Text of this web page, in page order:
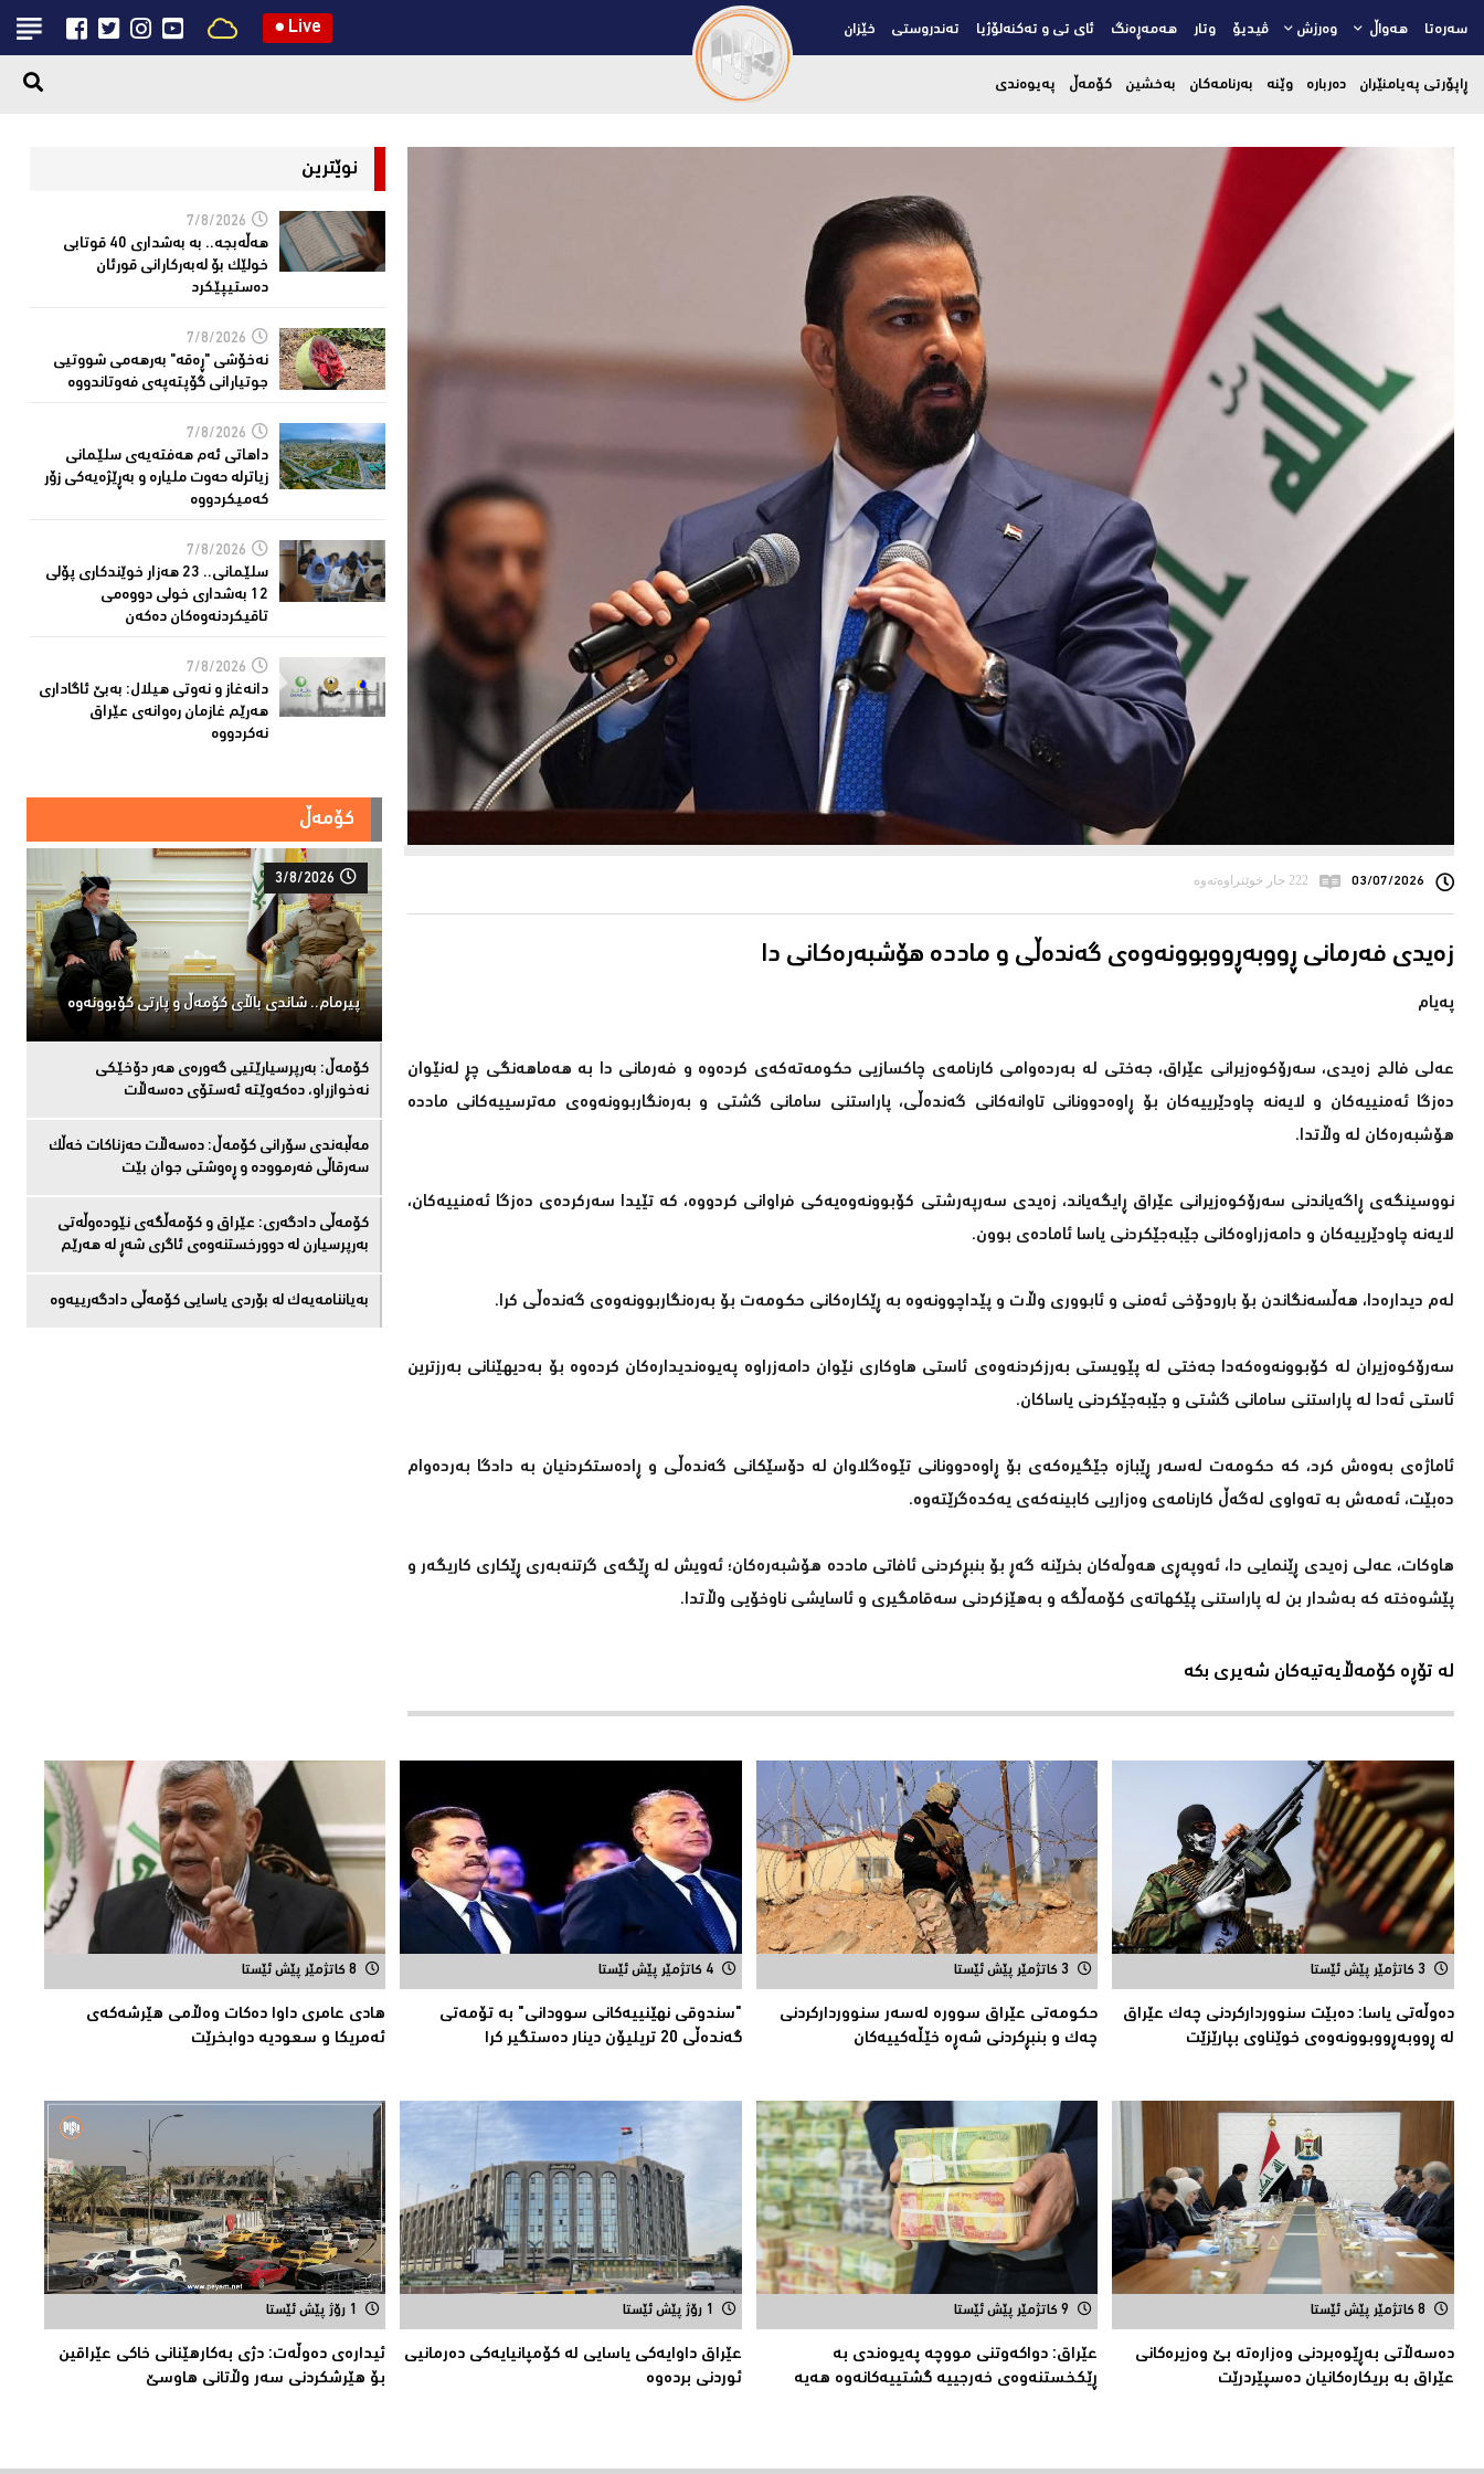
سەرەتا هەواڵ وەرزش ڤیدیۆ وتار هەمەڕەنگ ئای تی و تەکنەلۆژیا تەندروستی خێزان ● Live
ڕاپۆرتی پەیامنێران دەربارە وێنە بەرنامەکان بەخشین کۆمەڵ پەیوەندی
03/07/2026 222 جار خوێنراوەتەوە
زەیدی فەرمانی ڕووبەڕووبوونەوەی گەندەڵی و ماددە هۆشبەرەكانى دا
پەیام
عەلی فالح زەیدی، سەرۆكوەزیرانی عێراق، جەختی لە بەردەوامی كارنامەی چاكسازیی حكومەتەكەی كردەوە و فەرمانی دا بە هەماهەنگی چڕ لەنێوان
دەزگا ئەمنییەكان و لایەنە چاودێرییەكان بۆ ڕاوەدوونانی تاوانەكانی گەندەڵی، پاراستنی سامانی گشتی و بەرەنگاربوونەوەی مەترسییەكانی ماددە
هۆشبەرەكان لە وڵاتدا.
نووسینگەی ڕاگەیاندنی سەرۆكوەزیرانی عێراق ڕایگەیاند، زەیدی سەرپەرشتی كۆبوونەوەیەكی فراوانی كردووە، كە تێیدا سەركردەی دەزگا ئەمنییەكان،
لایەنە چاودێرییەكان و دامەزراوەكانی جێبەجێكردنی یاسا ئامادەی بوون.
لەم دیدارەدا، هەڵسەنگاندن بۆ بارودۆخی ئەمنی و ئابووری وڵات و پێداچوونەوە بە ڕێكارەكانی حكومەت بۆ بەرەنگاربوونەوەی گەندەڵی كرا.
سەرۆكوەزیران لە كۆبوونەوەكەدا جەختی لە پێویستی بەرزكردنەوەی ئاستی هاوكاری نێوان دامەزراوە پەیوەندیدارەكان كردەوە بۆ بەدیهێنانی بەرزترین
ئاستی ئەدا لە پاراستنی سامانی گشتی و جێبەجێكردنی یاساكان.
ئاماژەی بەوەش كرد، كە حكومەت لەسەر ڕێبازە جێگیرەكەی بۆ ڕاوەدوونانی تێوەگلاوان لە دۆسێكانی گەندەڵی و ڕادەستكردنیان بە دادگا بەردەوام
دەبێت، ئەمەش بە تەواوی لەگەڵ كارنامەی وەزاریی كابینەكەی یەكدەگرێتەوە.
هاوكات، عەلی زەیدی ڕێنمایی دا، ئەوپەڕی هەوڵەكان بخرێنە گەڕ بۆ بنبڕكردنی ئافاتی ماددە هۆشبەرەكان؛ ئەویش لە ڕێگەی گرتنەبەری ڕێكاری كاریگەر و
پێشوەختە كە بەشدار بن لە پاراستنی پێكهاتەی كۆمەڵگە و بەهێزكردنی سەقامگیری و ئاسایشی ناوخۆیی وڵاتدا.
لە تۆڕە کۆمەڵایەتیەکان شەیری بکە
نوێترین
7/8/2026
هەڵەبجە.. بە بەشداری 40 قوتابی
خولێک بۆ لەبەرکارانى قورئان
دەستیپێکرد
7/8/2026
نەخۆشی "ڕەقە" بەرهەمی شووتیی
جوتیارانی گۆپتەپەى فەوتاندووە
7/8/2026
داهاتی ئەم هه‌فته‌یەی سلێمانی
زیاترلە حەوت ملیارە و بەڕێژەیەکى زۆر
کەمیکردووە
7/8/2026
سلێمانی.. 23 هەزار خوێندکارى پۆلی
12 بەشدارى خولى دووەمى
تاقیکردنەوەکان دەکەن
7/8/2026
دانەغاز و نەوتی هیلال: بەبێ ئاگاداری
هەرێم غازمان رەوانەی عێراق
نەکردووە
کۆمەڵ
3/8/2026
پیرمام.. شاندی باڵای كۆمه‌ڵ و پارتی كۆبوونه‌وه‌
كۆمەڵ: بەرپرسیارێتیی گەورەی هەر دۆخێکی
نەخوازراو، دەكەوێتە ئەستۆی دەسەڵات
مەڵبەندى سۆرانى کۆمەڵ: دەسەڵات حەزناکات خەڵک
سەرقاڵى فەرموودە و ڕەوشتى جوان بێت
کۆمەڵى دادگەرى: عێراق و كۆمەڵگەی نێودەوڵەتی
بەرپرسیارن لە دوورخستنەوەى ئاگری شەڕ لە هەرێم
بەیاننامەیەک لە بۆردی یاسایی کۆمەڵی دادگەرییەوە
3 کاتژمێر پێش ئێستا
دەوڵەتی یاسا: دەبێت سنوورداركردنی چەك عێراق
لە ڕووبەڕووبوونەوەی خوێناوی بپارێزێت
3 کاتژمێر پێش ئێستا
حكومەتى عێراق سوورە لەسەر سنوورداركردنی
چەك و بنبڕكردنی شەڕە خێڵەكییەكان
4 کاتژمێر پێش ئێستا
"سندوقی نهێنییەكانی سوودانی" بە تۆمەتی
گەندەڵی 20 تریلیۆن دینار دەستگیر كرا
8 کاتژمێر پێش ئێستا
هادی عامری داوا دەكات وەڵامی هێرشەكەی
ئەمریكا و سعودیە دوابخرێت
8 کاتژمێر پێش ئێستا
دەسەڵاتى بەڕێوەبردنی وەزارەتە بێ وەزیرەكانى
عێراق بە بریکارەکانیان دەسپێردرێت
9 کاتژمێر پێش ئێستا
عێراق: دواکەوتنى مووچە پەیوەندی بە
ڕێكخستنەوەی خەرجییە گشتییەکانەوە هەیە
1 رۆژ پێش ئێستا
عێراق داوایەکی یاسایی لە کۆمپانیایه‌كی دەرمانیى
ئوردنی بردەوە
1 رۆژ پێش ئێستا
ئیدارەى دەوڵەت: دژى بەکارهێنانى خاکی عێراقین
بۆ هێرشکردنى سەر وڵاتانی هاوسێ